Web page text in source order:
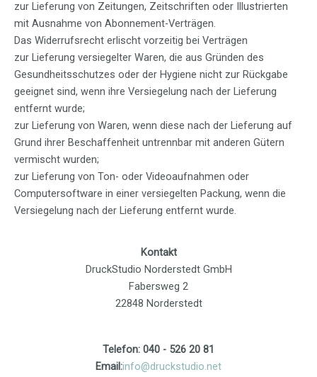
zur Lieferung von Zeitungen, Zeitschriften oder Illustrierten
mit Ausnahme von Abonnement-Verträgen.
Das Widerrufsrecht erlischt vorzeitig bei Verträgen
zur Lieferung versiegelter Waren, die aus Gründen des
Gesundheitsschutzes oder der Hygiene nicht zur Rückgabe
geeignet sind, wenn ihre Versiegelung nach der Lieferung
entfernt wurde;
zur Lieferung von Waren, wenn diese nach der Lieferung auf
Grund ihrer Beschaffenheit untrennbar mit anderen Gütern
vermischt wurden;
zur Lieferung von Ton- oder Videoaufnahmen oder
Computersoftware in einer versiegelten Packung, wenn die
Versiegelung nach der Lieferung entfernt wurde.
Kontakt
DruckStudio Norderstedt GmbH
Fabersweg 2
22848 Norderstedt
Telefon: 040 - 526 20 81
Email:info@druckstudio.net